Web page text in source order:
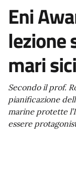
Eni
lezione
mari
Secondo il prof.
pianificazione
marine protette
essere